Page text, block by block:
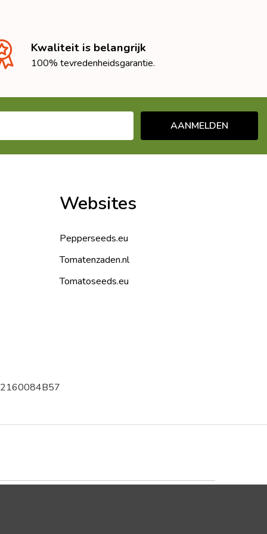
Kwaliteit is belangrijk
100% tevredenheidsgarantie.
AANMELDEN
Websites
Pepperseeds.eu
Tomatenzaden.nl
Tomatoseeds.eu